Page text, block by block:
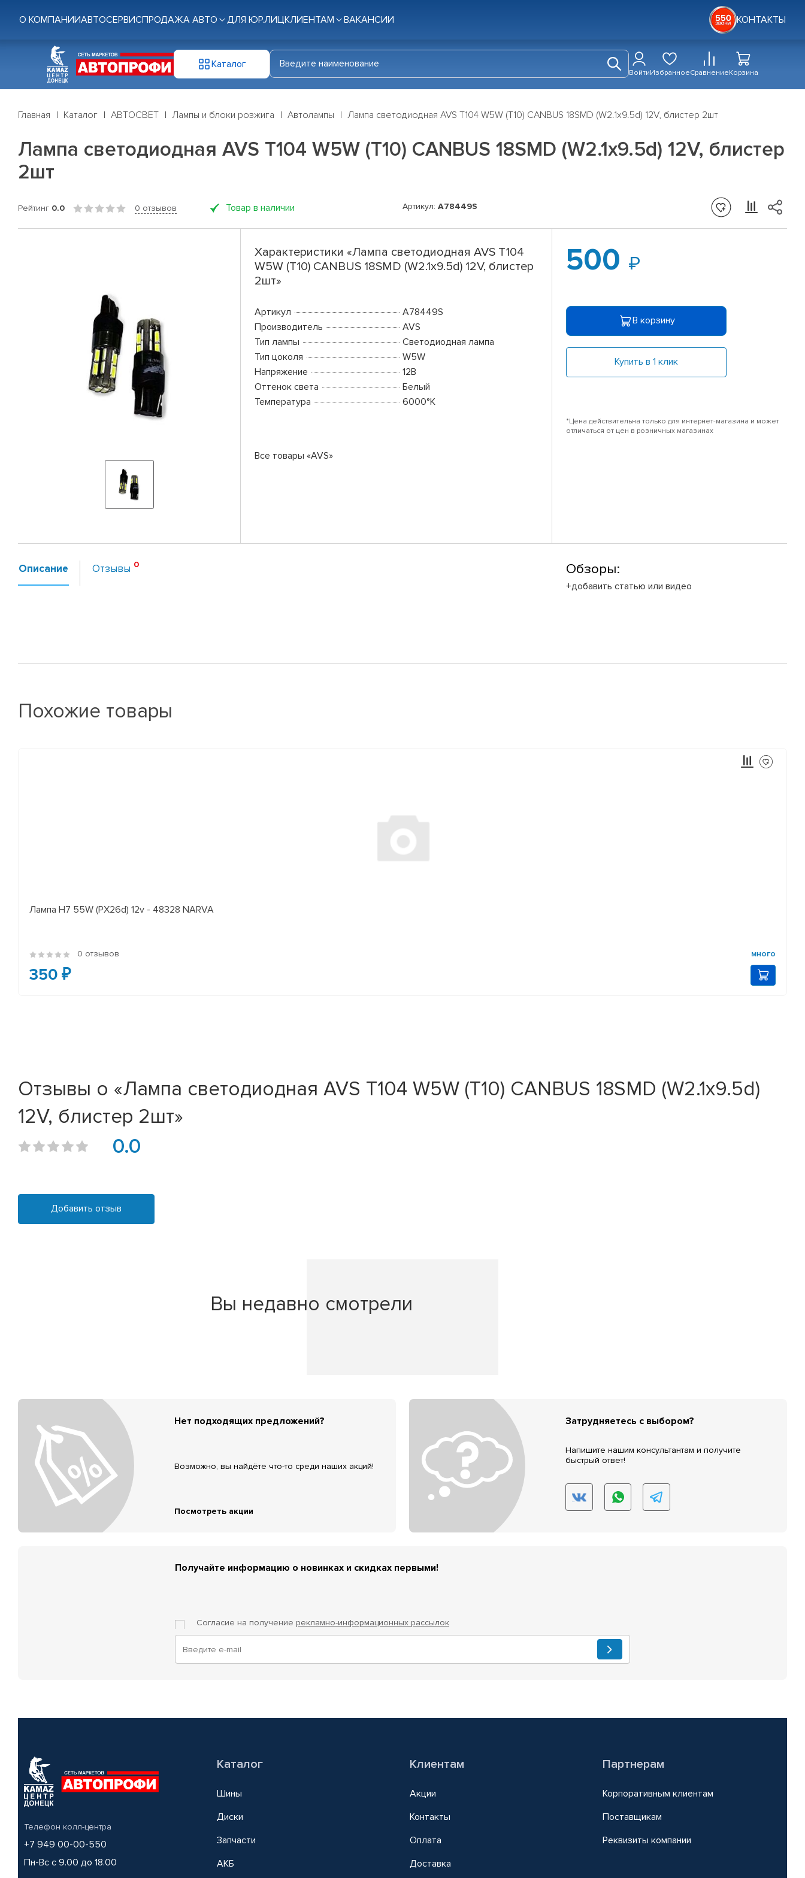
О КОМПАНИИАВТОСЕРВИСПРОДАЖА АВТО ДЛЯ ЮР.ЛИЦКЛИЕНТАМ ВАКАНСИИ КОНТАКТЫ
Каталог
ВойтиИзбранноеСравнениеКорзина
Главная Каталог АВТОСВЕТ Лампы и блоки розжига Автолампы Лампа светодиодная AVS T104 W5W (T10) CANBUS 18SMD (W2.1x9.5d) 12V, блистер 2шт
Лампа светодиодная AVS T104 W5W (T10) CANBUS 18SMD (W2.1x9.5d) 12V, блистер
2шт
Рейтинг 0.0 0 отзывов Товар в наличии Артикул: A78449S
Характеристики «Лампа светодиодная AVS T104
W5W (T10) CANBUS 18SMD (W2.1x9.5d) 12V, блистер
2шт»
Артикул
A78449S
Производитель
AVS
Тип лампы
Светодиодная лампа
Тип цоколя
W5W
Напряжение
12В
Оттенок света
Белый
Температура
6000°K
Все товары «AVS»
500
В корзину
Купить в 1 клик
*Цена действительна только для интернет-магазина и может
отличаться от цен в розничных магазинах
Описание Отзывы Обзоры:
+добавить статью или видео
Похожие товары
Лампа H7 55W (PX26d) 12v - 48328 NARVA
0 отзывов много
350 ₽
Отзывы о «Лампа светодиодная AVS T104 W5W (T10) CANBUS 18SMD (W2.1x9.5d)
12V, блистер 2шт»
0.0
Добавить отзыв
Вы недавно смотрели
Нет подходящих предложений?
Возможно, вы найдёте что-то среди наших акций!
Посмотреть акции
Затрудняетесь с выбором?
Напишите нашим консультантам и получите
быстрый ответ!
Получайте информацию о новинках и скидках первыми!
Согласие на получение рекламно-информационных рассылок
Телефон колл-центра
+7 949 00-00-550
Пн-Вс с 9.00 до 18.00
Каталог
Шины
Диски
Запчасти
АКБ
Клиентам
Акции
Контакты
Оплата
Доставка
Партнерам
Корпоративным клиентам
Поставщикам
Реквизиты компании